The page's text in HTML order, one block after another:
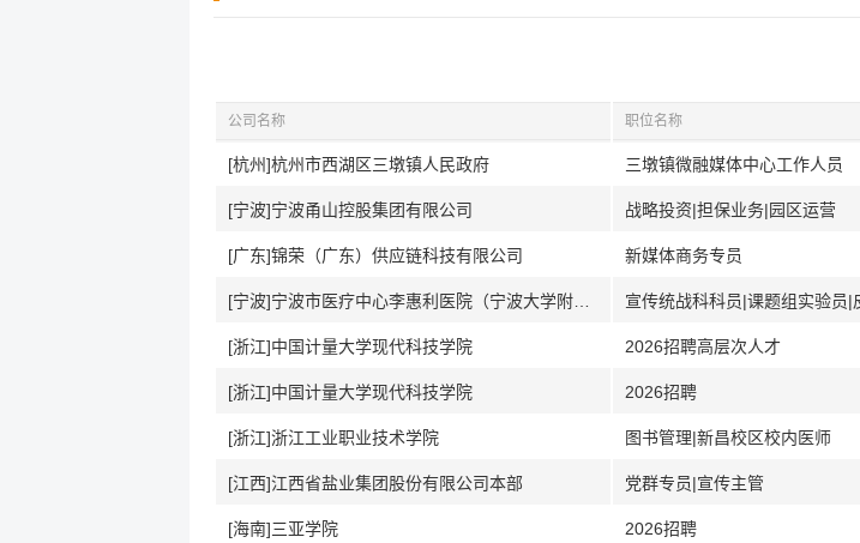
公司名称 职位名称
[杭州]杭州市西湖区三墩镇人民政府 三墩镇微融媒体中心工作人员
[宁波]宁波甬山控股集团有限公司 战略投资|担保业务|园区运营
[广东]锦荣（广东）供应链科技有限公司 新媒体商务专员
[浙江]中国计量大学现代科技学院 2026招聘高层次人才
[浙江]中国计量大学现代科技学院 2026招聘
[浙江]浙江工业职业技术学院 图书管理|新昌校区校内医师
[江西]江西省盐业集团股份有限公司本部 党群专员|宣传主管
[海南]三亚学院 2026招聘